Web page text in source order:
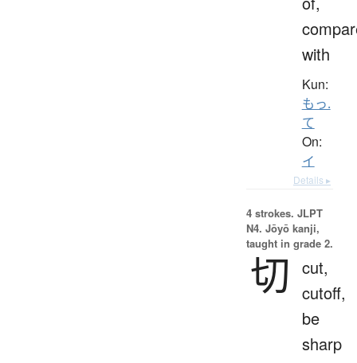
with
Kun:
もっ.
て
On:
イ
Details ▸
4 strokes. JLPT
N4. Jōyō kanji,
taught in grade 2.
切
cut,
cutoff,
be
sharp